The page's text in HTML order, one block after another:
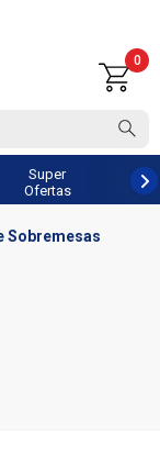
0
Super
Ofertas
Sobremesas